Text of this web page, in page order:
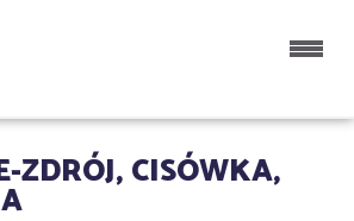
ZDRÓJ, CISÓWKA,